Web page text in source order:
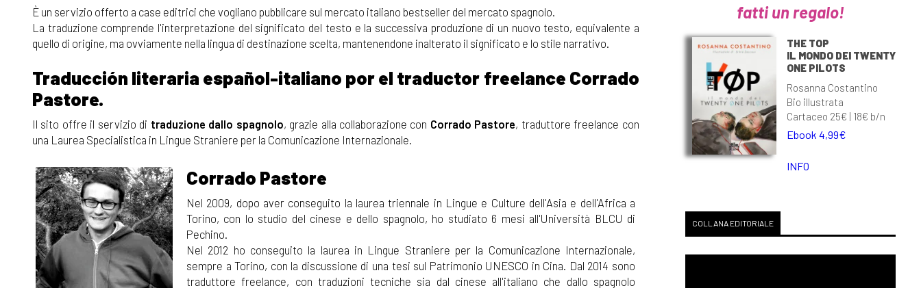
È un servizio offerto a case editrici che vogliano pubblicare sul mercato italiano bestseller del mercato spagnolo.
La traduzione comprende l'interpretazione del significato del testo e la successiva produzione di un nuovo testo, equivalente a
quello di origine, ma ovviamente nella lingua di destinazione scelta, mantenendone inalterato il significato e lo stile narrativo.
Traducción literaria español-italiano por el traductor freelance Corrado
Pastore.
Il sito offre il servizio di traduzione dallo spagnolo, grazie alla collaborazione con Corrado Pastore, traduttore freelance con
una Laurea Specialistica in Lingue Straniere per la Comunicazione Internazionale.
Corrado Pastore
Nel 2009, dopo aver conseguito la laurea triennale in Lingue e Culture dell'Asia e dell'Africa a
Torino, con lo studio del cinese e dello spagnolo, ho studiato 6 mesi all'Università BLCU di
Pechino.
Nel 2012 ho conseguito la laurea in Lingue Straniere per la Comunicazione Internazionale,
sempre a Torino, con la discussione di una tesi sul Patrimonio UNESCO in Cina. Dal 2014 sono
traduttore freelance, con traduzioni tecniche sia dal cinese all'italiano che dallo spagnolo
fatti un regalo!
THE TOP
IL MONDO DEI TWENTY
ONE PILOTS
Rosanna Costantino
Bio illustrata
Cartaceo 25€ | 18€ b/n
Ebook 4,99€
INFO
COLLANA EDITORIALE